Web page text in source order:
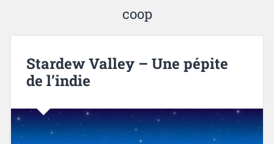
coop
Stardew Valley – Une pépite
de l’indie